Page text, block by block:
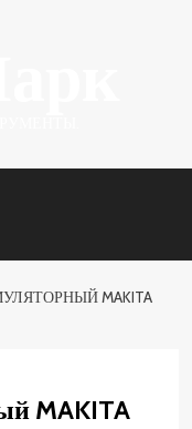
MAKITA
MAKITA